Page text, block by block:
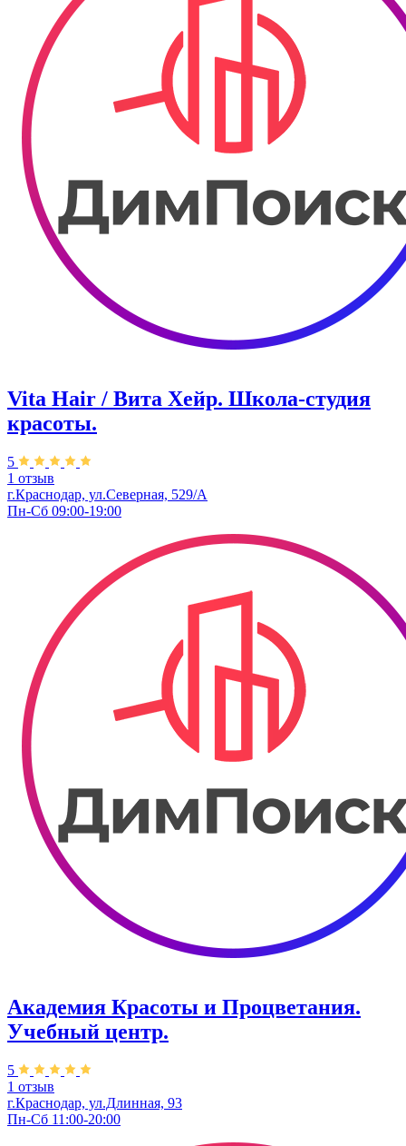
Vita Hair / Вита Хейр. Школа-студия
красоты.
5
1 отзыв
г.Краснодар, ул.Северная, 529/А
Пн-Сб 09:00-19:00
Академия Красоты и Процветания.
Учебный центр.
5
1 отзыв
г.Краснодар, ул.Длинная, 93
Пн-Сб 11:00-20:00